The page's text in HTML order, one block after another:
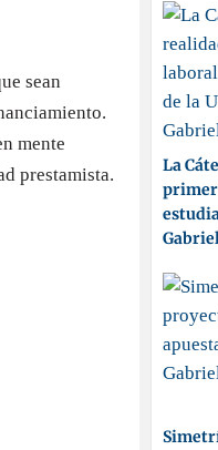
sean
mente
prestamista.
La
primer